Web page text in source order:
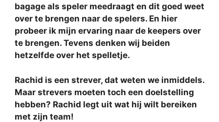
bagage als speler meedraagt en dit goed weet
over te brengen naar de spelers. En hier
probeer ik mijn ervaring naar de keepers over
te brengen. Tevens denken wij beiden
hetzelfde over het spelletje.
Rachid is een strever, dat weten we inmiddels.
Maar strevers moeten toch een doelstelling
hebben? Rachid legt uit wat hij wilt bereiken
met zijn team!